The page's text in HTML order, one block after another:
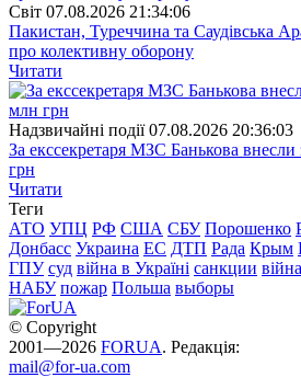
Свiт 07.08.2026 21:34:06
Пакистан, Туреччина та Саудівська
про колективну оборону
Читати
Надзвичайні події 07.08.2026 20:36:03
За екссекретаря МЗС Банькова внесли
грн
Читати
Теги
АТО УПЦ РФ США СБУ Порошенко
Донбасс Украина ЕС ДТП Рада Крым
ГПУ суд війна в Україні санкции війна
НАБУ пожар Польша выборы
© Copyright
2001—2026 FORUA. Редакція:
mail@for-ua.com